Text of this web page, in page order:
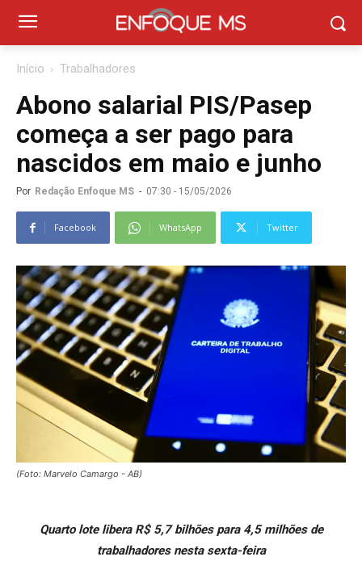
Início Trabalhadores
Abono salarial PIS/Pasep
começa a ser pago para
nascidos em maio e junho
Por Redação Enfoque MS - 07:30 - 15/05/2026
Facebook WhatsApp Twitter
(Foto: Marvelo Camargo - AB)
Quarto lote libera R$ 5,7 bilhões para 4,5 milhões de
trabalhadores nesta sexta-feira